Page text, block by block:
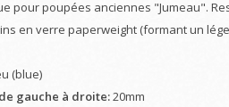
pour poupées anciennes "Jumeau".
en verre paperweight (formant un
(blue)
gauche à droite:20mm